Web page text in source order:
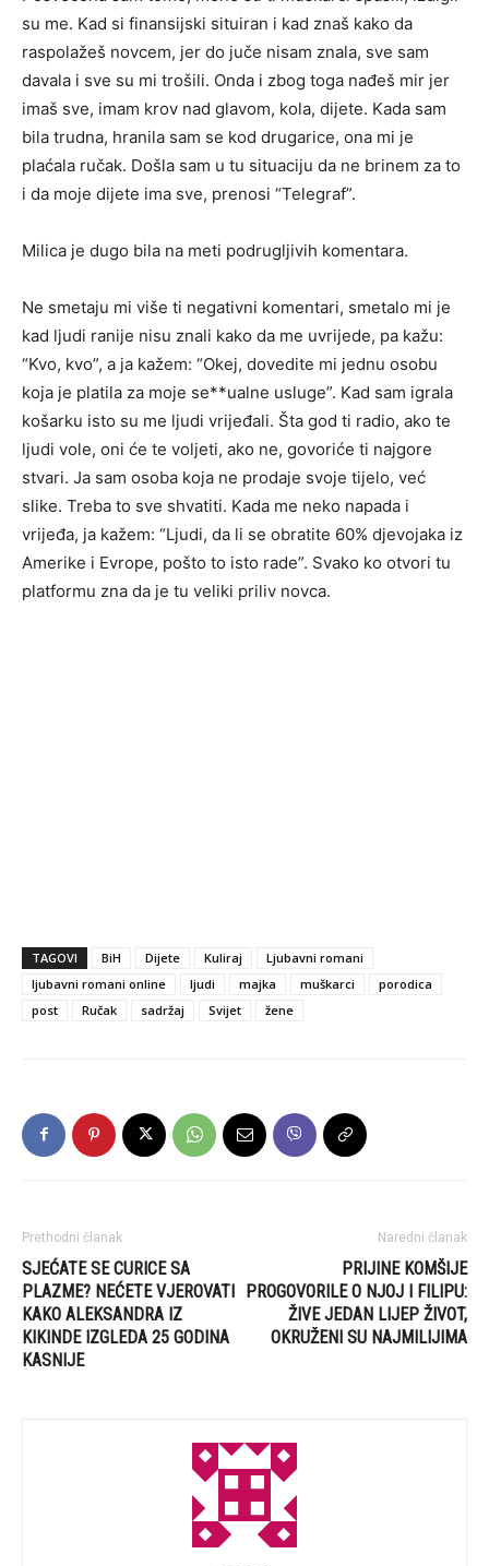
su me. Kad si finansijski situiran i kad znaš kako da
raspolažeš novcem, jer do juče nisam znala, sve sam
davala i sve su mi trošili. Onda i zbog toga nađeš mir jer
imaš sve, imam krov nad glavom, kola, dijete. Kada sam
bila trudna, hranila sam se kod drugarice, ona mi je
plaćala ručak. Došla sam u tu situaciju da ne brinem za to
i da moje dijete ima sve, prenosi “Telegraf”.
Milica je dugo bila na meti podrugljivih komentara.
Ne smetaju mi više ti negativni komentari, smetalo mi je
kad ljudi ranije nisu znali kako da me uvrijede, pa kažu:
“Kvo, kvo”, a ja kažem: “Okej, dovedite mi jednu osobu
koja je platila za moje se**ualne usluge”. Kad sam igrala
košarku isto su me ljudi vrijeđali. Šta god ti radio, ako te
ljudi vole, oni će te voljeti, ako ne, govoriće ti najgore
stvari. Ja sam osoba koja ne prodaje svoje tijelo, već
slike. Treba to sve shvatiti. Kada me neko napada i
vrijeđa, ja kažem: “Ljudi, da li se obratite 60% djevojaka iz
Amerike i Evrope, pošto to isto rade”. Svako ko otvori tu
platformu zna da je tu veliki priliv novca.
TAGOVI BiH Dijete Kuliraj
Ljubavni romani
ljubavni romani online
ljudi majka muškarci
porodica
post
Ručak sadržaj Svijet žene
Prethodni članak
SJEĆATE SE CURICE SA
PLAZME? NEĆETE VJEROVATI
KAKO ALEKSANDRA IZ
KIKINDE IZGLEDA 25 GODINA
KASNIJE
Naredni članak
PRIJINE KOMŠIJE
PROGOVORILE O NJOJ I FILIPU:
ŽIVE JEDAN LIJEP ŽIVOT,
OKRUŽENI SU NAJMILIJIMA